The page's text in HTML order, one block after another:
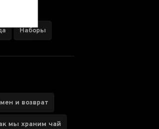
Наборы
и возврат
мы храним чай